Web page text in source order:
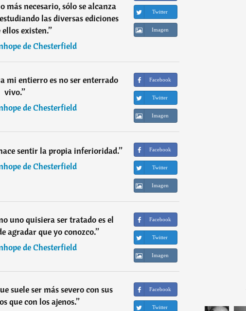
más necesario, sólo se alcanza
las diversas ediciones
ellos existen.”
de Chesterfield
Twitter
Imagen
mi entierro es no ser enterrado
vivo.”
de Chesterfield
Facebook
Twitter
Imagen
sentir la propia inferioridad.”
de Chesterfield
Facebook
Twitter
Imagen
uno quisiera ser tratado es el
agradar que yo conozco.”
de Chesterfield
Facebook
Twitter
Imagen
suele ser más severo con sus
que con los ajenos.”
Facebook
Twitter